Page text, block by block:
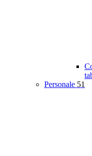
Personale 51